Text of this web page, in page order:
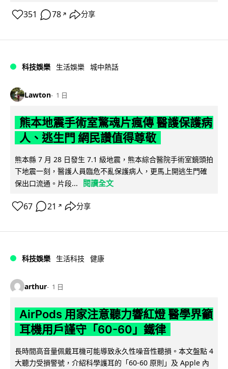
351 78 ↗ 分享
科技娛樂 生活娛樂 城中熱話
Lawton 1 日
熊本地震手術室驚魂片瘋傳 醫護保護病
人、逃生門 網民讚值得尊敬
熊本縣 7 月 28 日發生 7.1 級地震，熊本綜合醫院手術室鏡頭拍
下地震一刻，醫護人員臨危不亂保護病人，更馬上開逃生門確
保出口流通。片段...
閱讀全文
67 21 ↗ 分享
科技娛樂 生活科技 健康
arthur 1 日
AirPods 用家注意聽力響紅燈 醫學界籲
耳機用戶謹守「60-60」鐵律
長時間高音量佩戴耳機可能導致永久性噪音性聽損。本文盤點 4
大聽力受損警號，介紹科學護耳的「60-60 原則」及 Apple 內